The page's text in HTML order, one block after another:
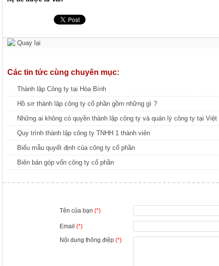
Quay lại
Các tin tức cùng chuyên mục:
Thành lập Công ty tại Hòa Bình
Hồ sơ thành lập công ty cổ phần gồm những gì ?
Những ai không có quyền thành lập công ty và quản lý công ty tại Việt
Quy trình thành lập công ty TNHH 1 thành viên
Biểu mẫu quyết định của công ty cổ phần
Biên bản góp vốn công ty cổ phần
Tên của bạn (*)
Email (*)
Nội dung thông điệp (*)